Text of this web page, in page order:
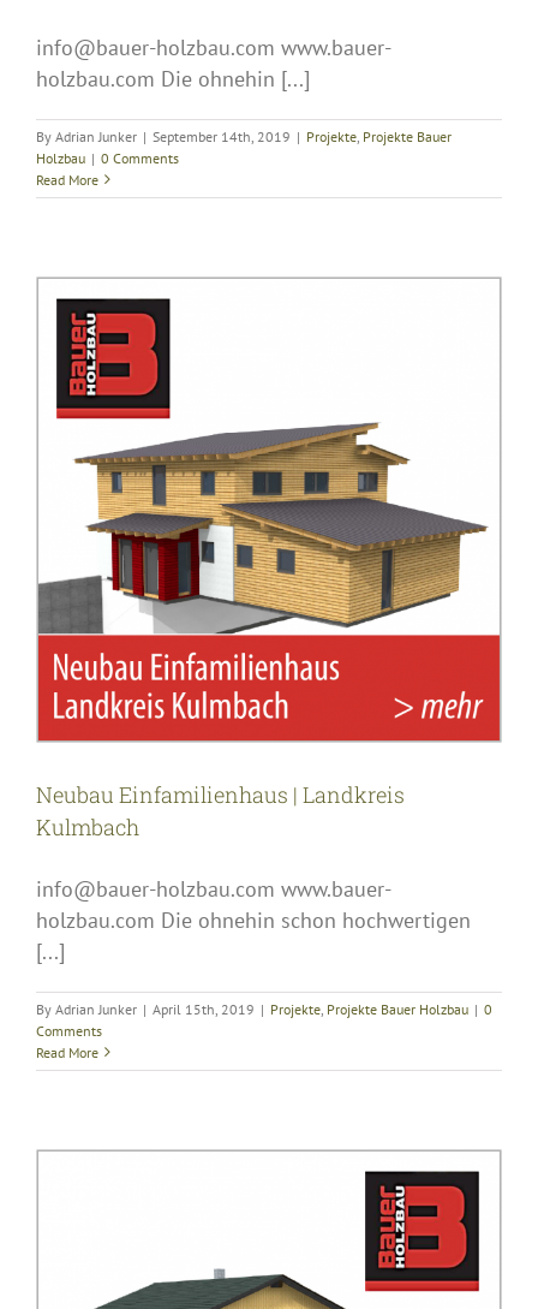
info@bauer-holzbau.com www.bauer-
holzbau.com Die ohnehin [...]
By Adrian Junker | September 14th, 2019 | Projekte Projekte Bauer
Holzbau | 0 Comments
Read More
Neubau Einfamilienhaus | Landkreis
Kulmbach
info@bauer-holzbau.com www.bauer-
holzbau.com Die ohnehin schon hochwertigen
[...]
By Adrian Junker | April 15th, 2019 | Projekte Projekte Bauer Holzbau | 0
Comments
Read More